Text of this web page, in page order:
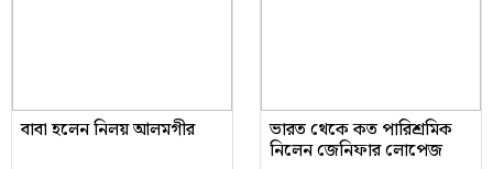
বাবা হলেন নিলয় আলমগীর ভারত থেকে কত পারিশ্রমিক
নিলেন জেনিফার লোপেজ